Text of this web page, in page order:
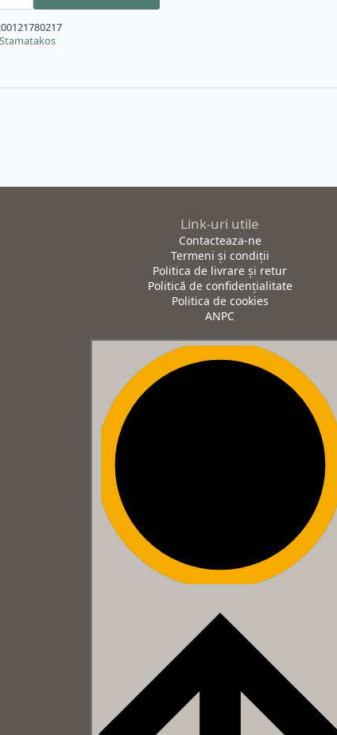
Stamatakos
Link-uri utile
Contacteaza-ne
Termeni și condiții
Politica de livrare și retur
Politică de confidențialitate
Politica de cookies
ANPC